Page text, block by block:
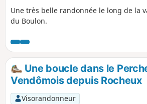
Une très belle randonnée le long de la
du Boulon.
Une boucle dans le
Vendômois depuis Rocheux
Visorandonneur